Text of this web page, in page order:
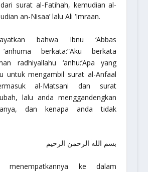
surat al-Fatihah, kemudian al-
an-Nisaa’ lalu Ali ‘Imraan.
bahwa Ibnu ‘Abbas
berkata:”Aku berkata
radhiyallahu ‘anhu:’Apa yang
untuk mengambil surat al-Anfaal
al-Matsani dan surat
lalu anda menggandengkan
dan kenapa anda tidak
بسم الله الرحمن الرحيم
menempatkannya ke dalam